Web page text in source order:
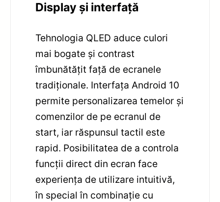
Display și interfață
Tehnologia QLED aduce culori
mai bogate și contrast
îmbunătățit față de ecranele
tradiționale. Interfața Android 10
permite personalizarea temelor și
comenzilor de pe ecranul de
start, iar răspunsul tactil este
rapid. Posibilitatea de a controla
funcții direct din ecran face
experiența de utilizare intuitivă,
în special în combinație cu